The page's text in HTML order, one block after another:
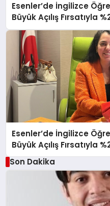
Esenler’de İngilizce
Büyük Açılış Fırsatıyla
Esenler’de İngilizce
Büyük Açılış Fırsatıyla
Son Dakika